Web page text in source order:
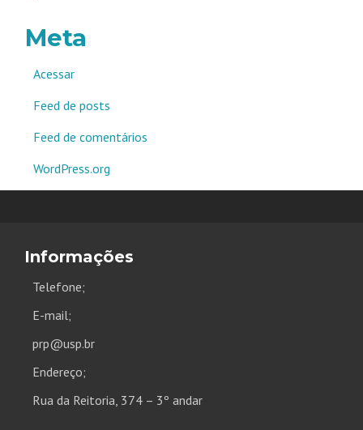
Meta
Acessar
Feed de posts
Feed de comentários
WordPress.org
Informações
Telefone;
E-mail;
prp@usp.br
Endereço;
Rua da Reitoria, 374 – 3º andar